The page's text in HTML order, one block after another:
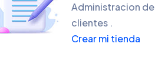
Administracion de
clientes .
Crear mi tienda